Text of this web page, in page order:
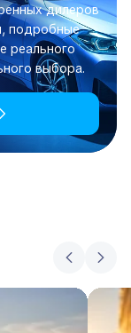
дилеров
подробные
реального
выбора.